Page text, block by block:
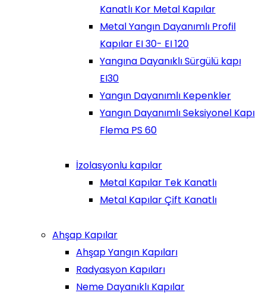
Kanatlı Kor Metal Kapılar
Metal Yangın Dayanımlı Profil
Kapılar EI 30- EI 120
Yangına Dayanıklı Sürgülü kapı
EI30
Yangın Dayanımlı Kepenkler
Yangın Dayanımlı Seksiyonel Kapı
Flema PS 60
İzolasyonlu kapılar
Metal Kapılar Tek Kanatlı
Metal Kapılar Çift Kanatlı
Ahşap Kapılar
Ahşap Yangın Kapıları
Radyasyon Kapıları
Neme Dayanıklı Kapılar